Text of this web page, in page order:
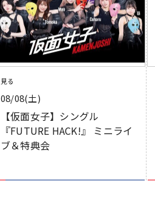
見る
08/08(土)
【仮面女子】シングル
『FUTURE HACK!』 ミニライ
ブ＆特典会